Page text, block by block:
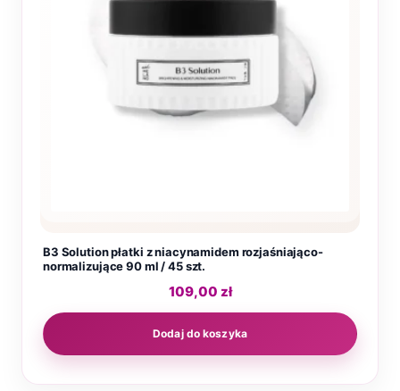
B3 Solution płatki z niacynamidem rozjaśniająco-
normalizujące 90 ml / 45 szt.
109,00 zł
Dodaj do koszyka